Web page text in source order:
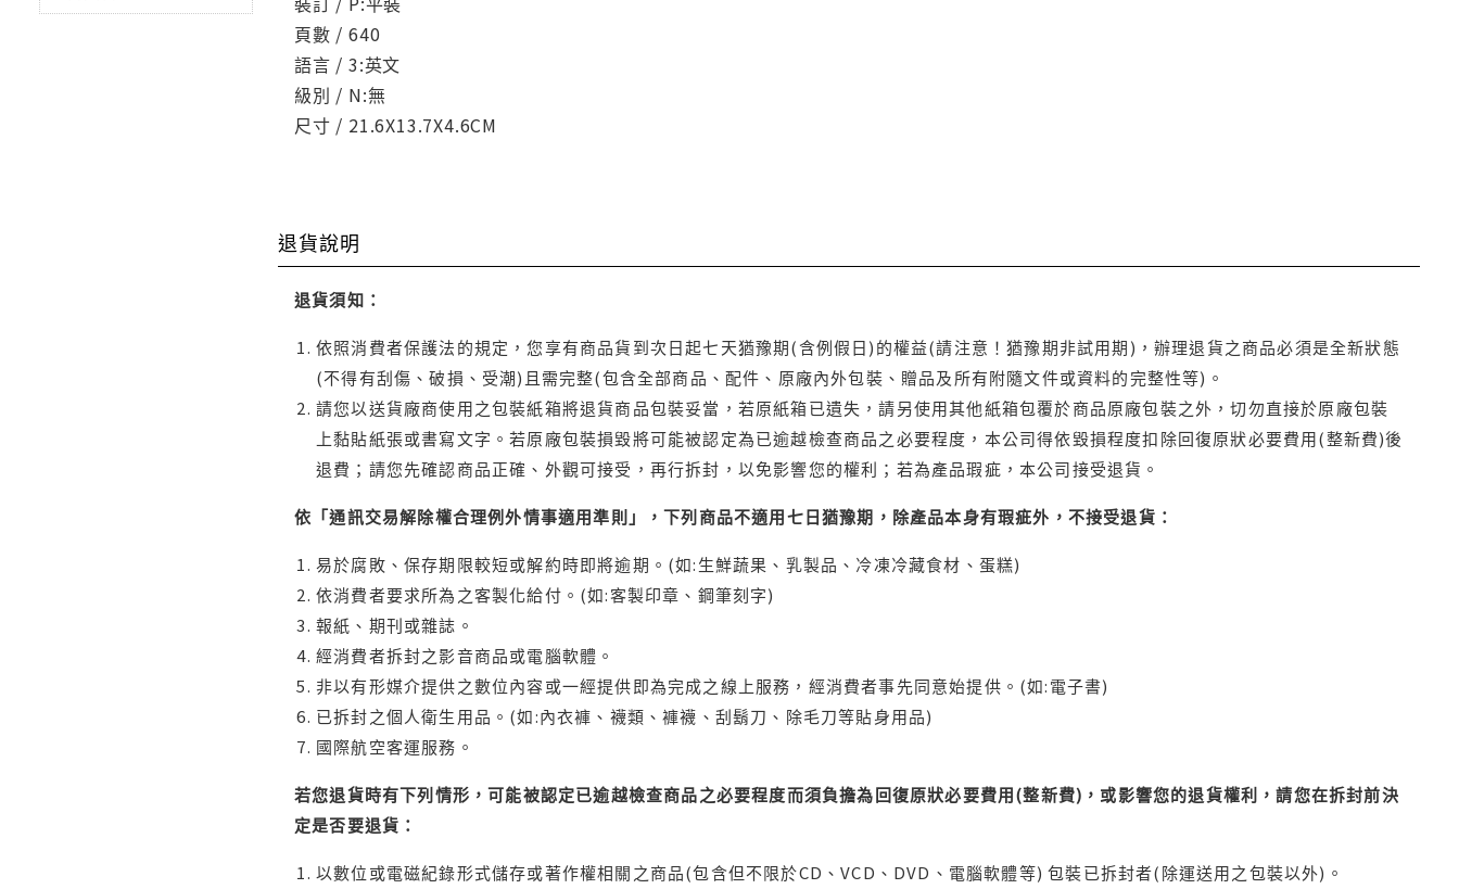
頁數 / 640
語言 / 3:英文
級別 / N:無
尺寸 / 21.6X13.7X4.6CM
退貨說明
退貨須知：
依照消費者保護法的規定，您享有商品貨到次日起七天猶豫期(含例假日)的權益(請注意！猶豫期非試用期)，辦理退貨之商品必須是全新狀態
(不得有刮傷、破損、受潮)且需完整(包含全部商品、配件、原廠內外包裝、贈品及所有附隨文件或資料的完整性等)。
請您以送貨廠商使用之包裝紙箱將退貨商品包裝妥當，若原紙箱已遺失，請另使用其他紙箱包覆於商品原廠包裝之外，切勿直接於原廠包裝
上黏貼紙張或書寫文字。若原廠包裝損毀將可能被認定為已逾越檢查商品之必要程度，本公司得依毀損程度扣除回復原狀必要費用(整新費)後
退費；請您先確認商品正確、外觀可接受，再行拆封，以免影響您的權利；若為產品瑕疵，本公司接受退貨。
依「通訊交易解除權合理例外情事適用準則」，下列商品不適用七日猶豫期，除產品本身有瑕疵外，不接受退貨：
易於腐敗、保存期限較短或解約時即將逾期。(如:生鮮蔬果、乳製品、冷凍冷藏食材、蛋糕)
依消費者要求所為之客製化給付。(如:客製印章、鋼筆刻字)
報紙、期刊或雜誌。
經消費者拆封之影音商品或電腦軟體。
非以有形媒介提供之數位內容或一經提供即為完成之線上服務，經消費者事先同意始提供。(如:電子書)
已拆封之個人衛生用品。(如:內衣褲、襪類、褲襪、刮鬍刀、除毛刀等貼身用品)
國際航空客運服務。
若您退貨時有下列情形，可能被認定已逾越檢查商品之必要程度而須負擔為回復原狀必要費用(整新費)，或影響您的退貨權利，請您在拆封前決
定是否要退貨：
以數位或電磁紀錄形式儲存或著作權相關之商品(包含但不限於CD、VCD、DVD、電腦軟體等) 包裝已拆封者(除運送用之包裝以外)。